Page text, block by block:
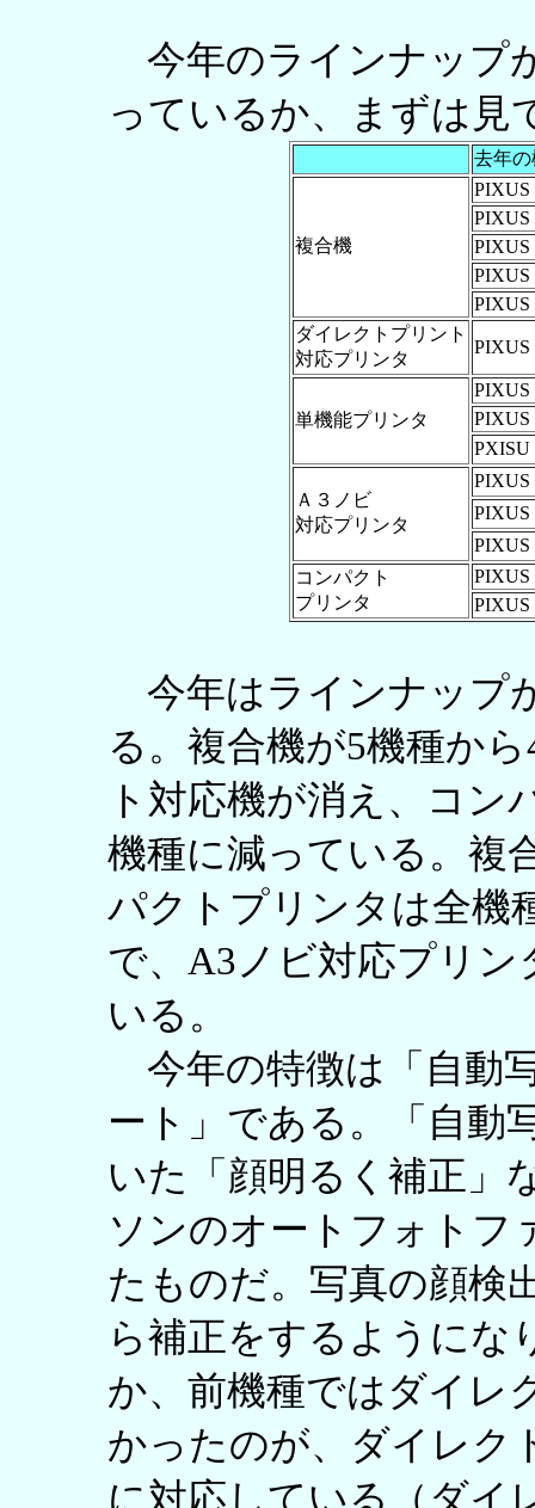
今年のラインナップ
っているか、まずは見
去年の
複合機
PIXUS
PIXUS
PIXUS
PIXUS
PIXUS
ダイレクトプリント
対応プリンタ
PIXUS
単機能プリンタ
PIXUS
PIXUS
PXISU
Ａ３ノビ
対応プリンタ
PIXUS
PIXUS
PIXUS
コンパクト
プリンタ
PIXUS
PIXUS
今年はラインナップ
る。複合機が5機種か
ト対応機が消え、コン
機種に減っている。複
パクトプリンタは全機
で、A3ノビ対応プリ
いる。
今年の特徴は「自動
ート」である。「自動
いた「顔明るく補正」
ソンのオートフォトフ
たものだ。写真の顔検
ら補正をするようにな
か、前機種ではダイレ
かったのが、ダイレク
に対応している（ダイ